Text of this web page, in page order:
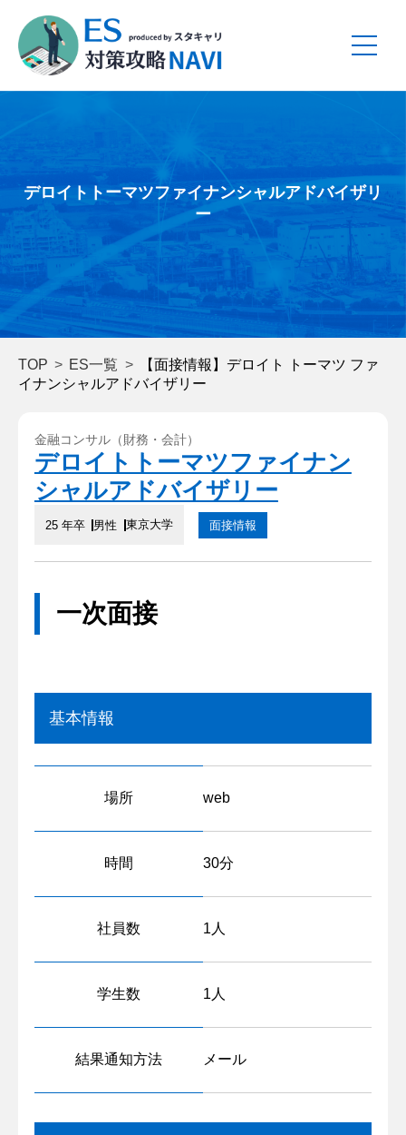
デロイトトーマツファイナンシャルアドバイザリ
ー
TOP ES一覧
【面接情報】デロイト トーマツ ファ
イナンシャルアドバイザリー
金融コンサル（財務・会計）
デロイトトーマツファイナン
シャルアドバイザリー
25 年卒 男性 東京大学 面接情報
一次面接
基本情報
場所 web
時間 30分
社員数 1人
学生数 1人
結果通知方法 メール